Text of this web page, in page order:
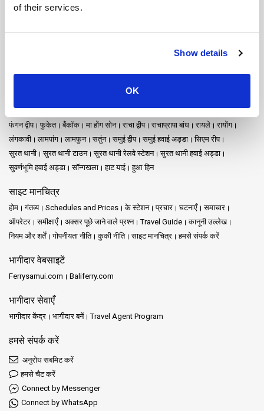
of their services.
Show details
OK
फेरी गंतव्य
कोह लांता
कोह लिपे
नखोन सी थम्मारात
नखोन सी थम्मारात टाउन
नखोन सी थम्मारात हवाई अड्डा
नाका द्वीप पटाया प्रचुआप खीरी खान
फंग नगा
फंगन द्वीप
फुकेत बैंकॉक मा होंग सोन राचा द्वीप राचाप्रापा बांध रायले
रायोंग
लंगकावी
लामपांग लामफुन सतुंन समुई द्वीप समुई हवाई अड्डा
सिएम रीप
सुरत थानी
सुरत थानी टाउन सुरत थानी रेलवे स्टेशन
सुरत थानी हवाई अड्डा
सुवर्णभूमि हवाई अड्डा
सॉन्गखला हाट याई हुआ हिन
साइट मानचित्र
होम गंतव्य Schedules and Prices के स्टेशन प्रचार घटनाएँ
समाचार
ऑपरेटर
समीक्षाएँ अक्सर पूछे जाने वाले प्रश्न Travel Guide
कानूनी उल्लेख
नियम और शर्तें
गोपनीयता नीति कुकी नीति साइट मानचित्र हमसे संपर्क करें
भागीदार वेबसाइटें
Ferrysamui.com Baliferry.com
भागीदार सेवाएँ
भागीदार केंद्र भागीदार बनें Travel Agent Program
हमसे संपर्क करें
अनुरोध सबमिट करें
हमसे चैट करें
Connect by Messenger
Connect by WhatsApp